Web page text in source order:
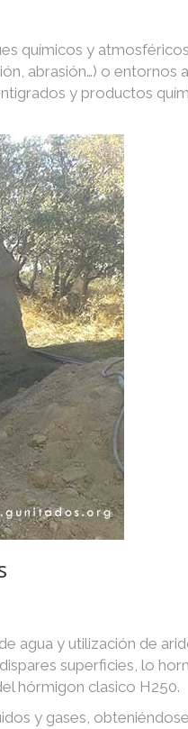
químicos y
abrasión…) o entornos
y productos
agua y utilización de
superficies, lo
hórmigon clasico H250.
y gases,